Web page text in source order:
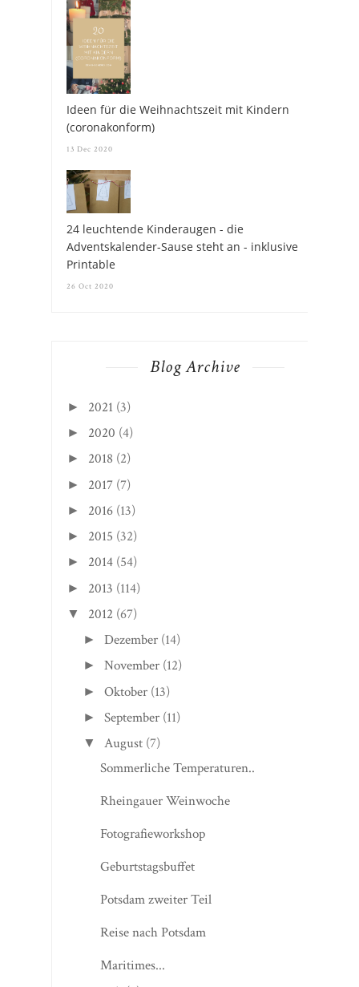
Ideen für die Weihnachtszeit mit Kindern
(coronakonform)
13 Dec 2020
24 leuchtende Kinderaugen - die
Adventskalender-Sause steht an - inklusive
Printable
26 Oct 2020
Blog Archive
► 2021 (3)
► 2020 (4)
► 2018 (2)
► 2017 (7)
► 2016 (13)
► 2015 (32)
► 2014 (54)
► 2013 (114)
▼ 2012 (67)
►Dezember (14)
►November (12)
►Oktober (13)
►September (11)
▼ August (7)
Sommerliche Temperaturen..
Rheingauer Weinwoche
Fotografieworkshop
Geburtstagsbuffet
Potsdam zweiter Teil
Reise nach Potsdam
Maritimes...